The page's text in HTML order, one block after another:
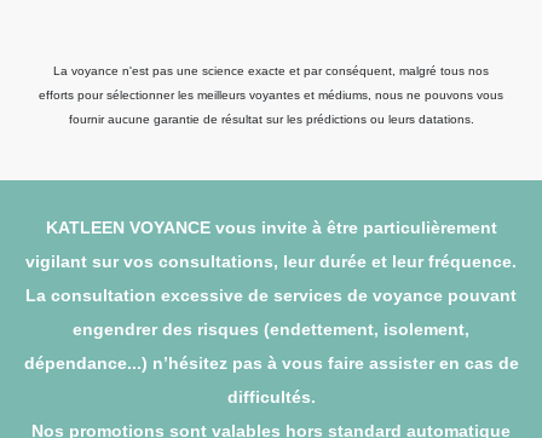
La voyance n'est pas une science exacte et par conséquent, malgré tous nos
efforts pour sélectionner les meilleurs voyantes et médiums, nous ne pouvons vous
fournir aucune garantie de résultat sur les prédictions ou leurs datations.
KATLEEN VOYANCE vous invite à être particulièrement
vigilant sur vos consultations, leur durée et leur fréquence.
La consultation excessive de services de voyance pouvant
engendrer des risques (endettement, isolement,
dépendance...) n’hésitez pas à vous faire assister en cas de
difficultés.
Nos promotions sont valables hors standard automatique